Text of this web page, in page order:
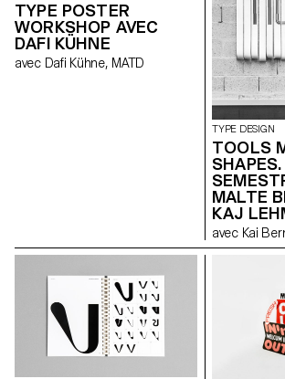
TYPE POSTER
WORKSHOP AVEC
DAFI KÜHNE
avec Dafi Kühne, MATD
TYPE DESIGN
TOOLS
MALTE
KAJ
avec Kai